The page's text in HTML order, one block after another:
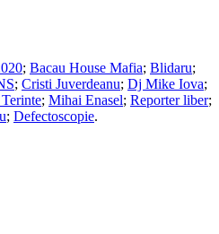
; Bacau House Mafia; Blidaru;
; Cristi Juverdeanu; Dj Mike Iova;
; Mihai Enasel; Reporter liber;
; Defectoscopie.